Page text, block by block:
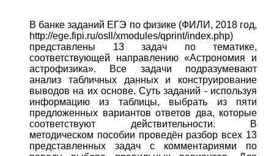
В банке заданий ЕГЭ по физике (ФИЛИ, 2018 год,
http://ege.fipi.ru/osll/xmodules/qprint/index.php)
представлены 13 задач по тематике,
соответствующей направлению «Астрономия и
астрофизика». Все задачи подразумевают
анализ табличных данных и конструирование
выводов на их основе. Суть заданий - используя
информацию из таблицы, выбрать из пяти
предложенных вариантов ответов два, которые
соответствуют действительности. В
методическом пособии проведён разбор всех 13
представленных задач с комментариями по